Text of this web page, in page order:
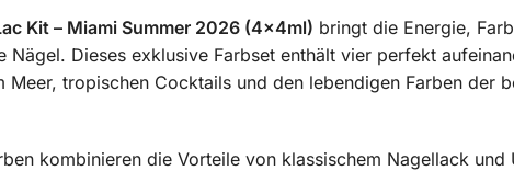
Kit – Miami Summer 2026 (4x4ml) bringt die Energie,
Nägel. Dieses exklusive Farbset enthält vier perfekt
Meer, tropischen Cocktails und den lebendigen Farben der
kombinieren die Vorteile von klassischem Nagellack